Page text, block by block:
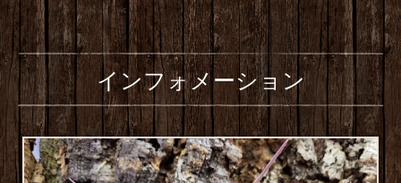
インフォメーション